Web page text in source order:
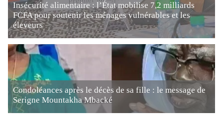
Insécurité alimentaire : l’État mobilise 7,2 milliards
FCFA pour soutenir les ménages vulnérables et les
éleveurs
Condoléances après le décès de sa fille : le message de
Serigne Mountakha Mbacké